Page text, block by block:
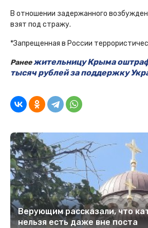
В отношении задержанного
взят под стражу.
*Запрещенная в России
Ранеежительницу Крыма
тысяч рублей за поддержку
Верующим рассказали, что
нельзя есть даже вне поста